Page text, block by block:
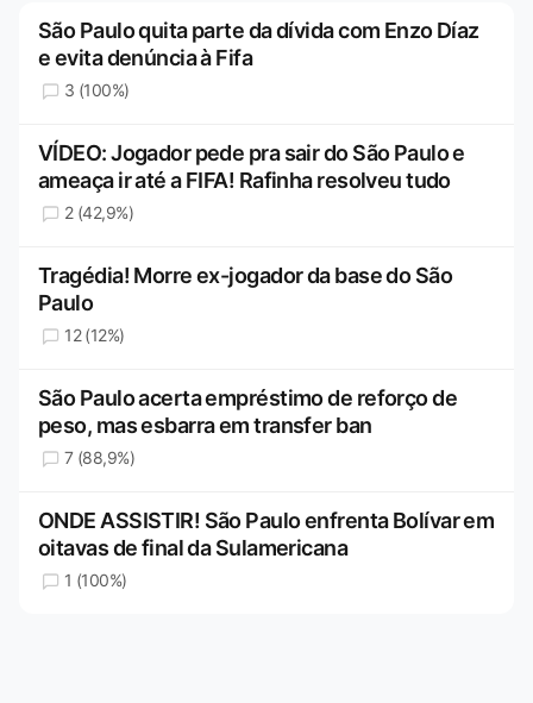
São Paulo quita parte da dívida com Enzo Díaz
e evita denúncia à Fifa
3 (100%)
VÍDEO: Jogador pede pra sair do São Paulo e
ameaça ir até a FIFA! Rafinha resolveu tudo
2 (42,9%)
Tragédia! Morre ex-jogador da base do São
Paulo
12 (12%)
São Paulo acerta empréstimo de reforço de
peso, mas esbarra em transfer ban
7 (88,9%)
ONDE ASSISTIR! São Paulo enfrenta Bolívar em
oitavas de final da Sulamericana
1 (100%)